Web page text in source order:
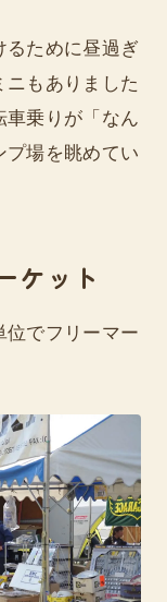
るために昼過ぎ
もありました
車乗りが「なん
プ場を眺めてい
ケット
位でフリーマー